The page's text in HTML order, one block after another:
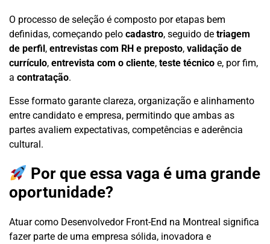
O processo de seleção é composto por etapas bem
definidas, começando pelo cadastro, seguido de triagem
de perfil, entrevistas com RH e preposto, validação de
currículo, entrevista com o cliente, teste técnico e, por fim,
a contratação.
Esse formato garante clareza, organização e alinhamento
entre candidato e empresa, permitindo que ambas as
partes avaliem expectativas, competências e aderência
cultural.
Por que essa vaga é uma grande
oportunidade?
Atuar como Desenvolvedor Front-End na Montreal significa
fazer parte de uma empresa sólida, inovadora e